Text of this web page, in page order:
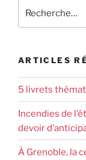
ARTICLES
5 livrets
Incendies de
devoir
À Grenoble, la